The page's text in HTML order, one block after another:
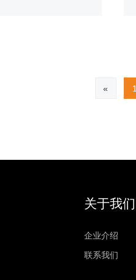
« 1
关于我们
企业介绍
联系我们